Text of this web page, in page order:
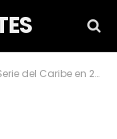
del Caribe en 2026